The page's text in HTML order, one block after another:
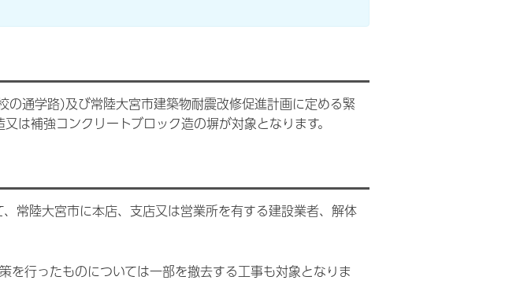
通学路)及び常陸大宮市建築物耐震改修促進計画に定める緊
は補強コンクリートブロック造の塀が対象となります。
常陸大宮市に本店、支店又は営業所を有する建設業者、解体
を行ったものについては一部を撤去する工事も対象となりま